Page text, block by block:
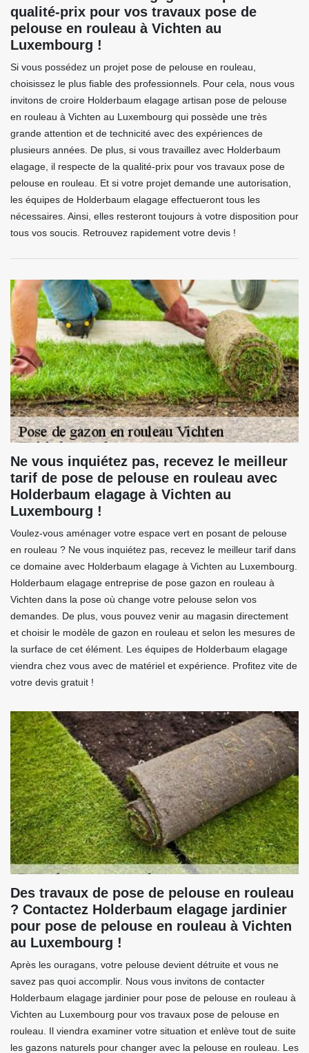
qualité-prix pour vos travaux pose de
pelouse en rouleau à Vichten au
Luxembourg !
Si vous possédez un projet pose de pelouse en rouleau,
choisissez le plus fiable des professionnels. Pour cela, nous vous
invitons de croire Holderbaum elagage artisan pose de pelouse
en rouleau à Vichten au Luxembourg qui possède une très
grande attention et de technicité avec des expériences de
plusieurs années. De plus, si vous travaillez avec Holderbaum
elagage, il respecte de la qualité-prix pour vos travaux pose de
pelouse en rouleau. Et si votre projet demande une autorisation,
les équipes de Holderbaum elagage effectueront tous les
nécessaires. Ainsi, elles resteront toujours à votre disposition pour
tous vos soucis. Retrouvez rapidement votre devis !
Ne vous inquiétez pas, recevez le meilleur
tarif de pose de pelouse en rouleau avec
Holderbaum elagage à Vichten au
Luxembourg !
Voulez-vous aménager votre espace vert en posant de pelouse
en rouleau ? Ne vous inquiétez pas, recevez le meilleur tarif dans
ce domaine avec Holderbaum elagage à Vichten au Luxembourg.
Holderbaum elagage entreprise de pose gazon en rouleau à
Vichten dans la pose où change votre pelouse selon vos
demandes. De plus, vous pouvez venir au magasin directement
et choisir le modèle de gazon en rouleau et selon les mesures de
la surface de cet élément. Les équipes de Holderbaum elagage
viendra chez vous avec de matériel et expérience. Profitez vite de
votre devis gratuit !
Des travaux de pose de pelouse en rouleau
? Contactez Holderbaum elagage jardinier
pour pose de pelouse en rouleau à Vichten
au Luxembourg !
Après les ouragans, votre pelouse devient détruite et vous ne
savez pas quoi accomplir. Nous vous invitons de contacter
Holderbaum elagage jardinier pour pose de pelouse en rouleau à
Vichten au Luxembourg pour vos travaux pose de pelouse en
rouleau. Il viendra examiner votre situation et enlève tout de suite
les gazons naturels pour changer avec la pelouse en rouleau. Les